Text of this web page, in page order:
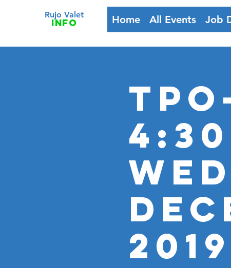
Rujo Valet
info Home All Events Job
2019